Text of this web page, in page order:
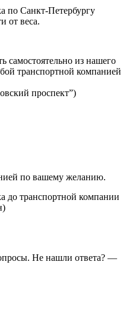
по Санкт-Петербургу
от веса.
самостоятельно из нашего
транспортной компанией
проспект”)
по вашему желанию.
до транспортной компании
Не нашли ответа? —